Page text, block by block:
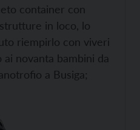
container con
in loco, lo
riempirlo con viveri
ai novanta bambini da
a Busiga;